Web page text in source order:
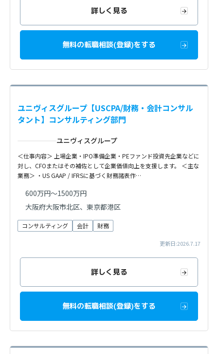
詳しく見る
無料の転職相談(登録)をする
ユニヴィスグループ【USCPA/財務・会計コンサル
タント】コンサルティング部門
ユニヴィスグループ
＜仕事内容＞ 上場企業・IPO準備企業・PEファンド投資先企業などに
対し、CFOまたはその補佐として企業価値向上を支援します。 ＜主な
業務＞ ・US GAAP / IFRSに基づく財務諸表作…
600万円～1500万円
大阪府大阪市北区、東京都港区
コンサルティング 会計 財務
更新日:2026.7.17
詳しく見る
無料の転職相談(登録)をする